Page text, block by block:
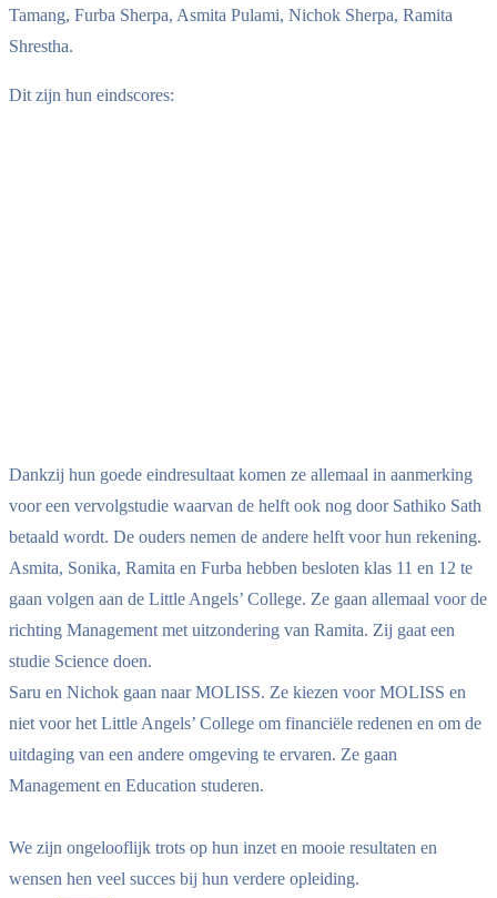
Tamang, Furba Sherpa, Asmita Pulami, Nichok Sherpa, Ramita
Shrestha.
Dit zijn hun eindscores:
Dankzij hun goede eindresultaat komen ze allemaal in aanmerking
voor een vervolgstudie waarvan de helft ook nog door Sathiko Sath
betaald wordt. De ouders nemen de andere helft voor hun rekening.
Asmita, Sonika, Ramita en Furba hebben besloten klas 11 en 12 te
gaan volgen aan de Little Angels’ College. Ze gaan allemaal voor de
richting Management met uitzondering van Ramita. Zij gaat een
studie Science doen.
Saru en Nichok gaan naar MOLISS. Ze kiezen voor MOLISS en
niet voor het Little Angels’ College om financiële redenen en om de
uitdaging van een andere omgeving te ervaren. Ze gaan
Management en Education studeren.
We zijn ongelooflijk trots op hun inzet en mooie resultaten en
wensen hen veel succes bij hun verdere opleiding.